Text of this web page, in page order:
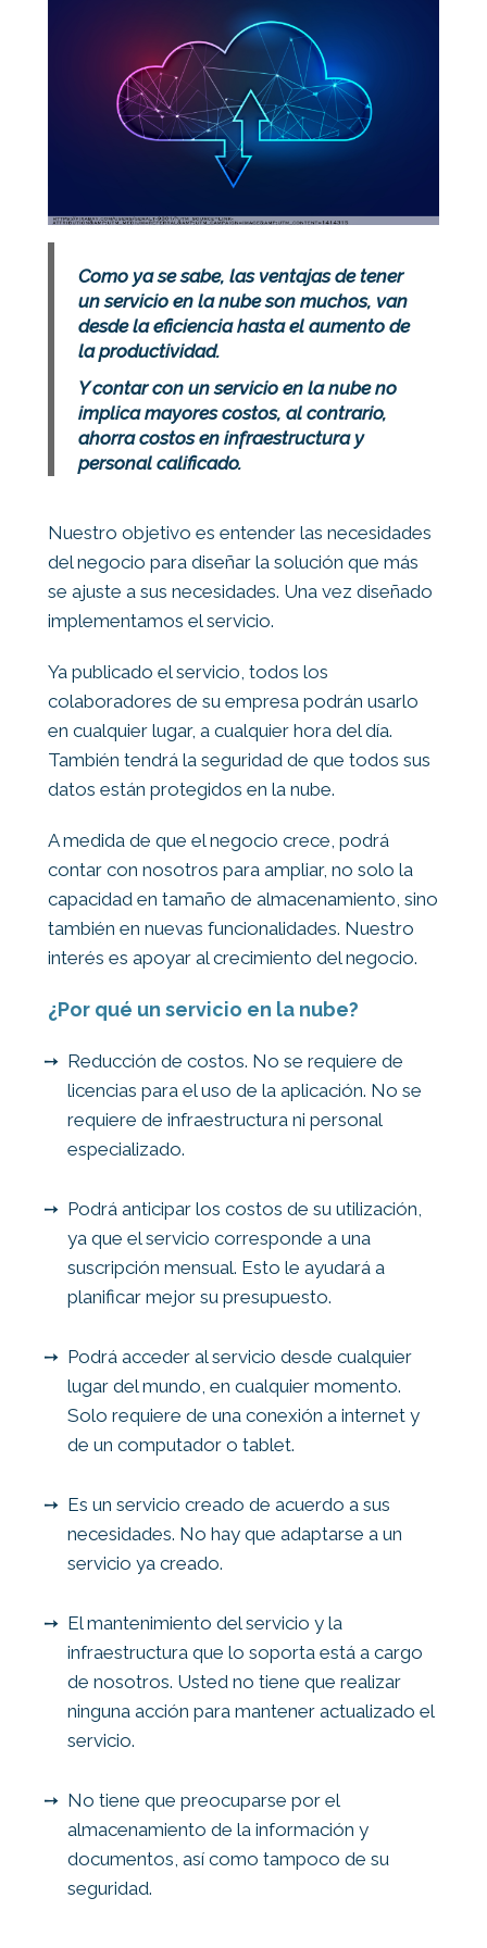
Como ya se sabe, las ventajas de tener
un servicio en la nube son muchos, van
desde la eficiencia hasta el aumento de
la productividad.
Y contar con un servicio en la nube no
implica mayores costos, al contrario,
ahorra costos en infraestructura y
personal calificado.
Nuestro objetivo es entender las necesidades
del negocio para diseñar la solución que más
se ajuste a sus necesidades. Una vez diseñado
implementamos el servicio.
Ya publicado el servicio, todos los
colaboradores de su empresa podrán usarlo
en cualquier lugar, a cualquier hora del día.
También tendrá la seguridad de que todos sus
datos están protegidos en la nube.
A medida de que el negocio crece, podrá
contar con nosotros para ampliar, no solo la
capacidad en tamaño de almacenamiento, sino
también en nuevas funcionalidades. Nuestro
interés es apoyar al crecimiento del negocio.
¿Por qué un servicio en la nube?
Reducción de costos. No se requiere de
licencias para el uso de la aplicación. No se
requiere de infraestructura ni personal
especializado.
Podrá anticipar los costos de su utilización,
ya que el servicio corresponde a una
suscripción mensual. Esto le ayudará a
planificar mejor su presupuesto.
Podrá acceder al servicio desde cualquier
lugar del mundo, en cualquier momento.
Solo requiere de una conexión a internet y
de un computador o tablet.
Es un servicio creado de acuerdo a sus
necesidades. No hay que adaptarse a un
servicio ya creado.
El mantenimiento del servicio y la
infraestructura que lo soporta está a cargo
de nosotros. Usted no tiene que realizar
ninguna acción para mantener actualizado el
servicio.
No tiene que preocuparse por el
almacenamiento de la información y
documentos, así como tampoco de su
seguridad.